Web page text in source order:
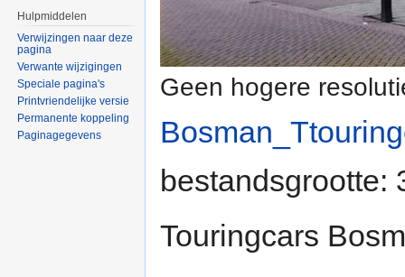
Geen hogere
bestandsgrootte:
Touringcars
Hulpmiddelen
Verwijzingen naar deze
pagina
Verwante wijzigingen
Speciale pagina's
Printvriendelijke versie
Permanente koppeling
Paginagegevens